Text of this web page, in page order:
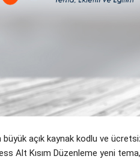
büyük açık kaynak kodlu ve
Alt Kısım Düzenleme yeni